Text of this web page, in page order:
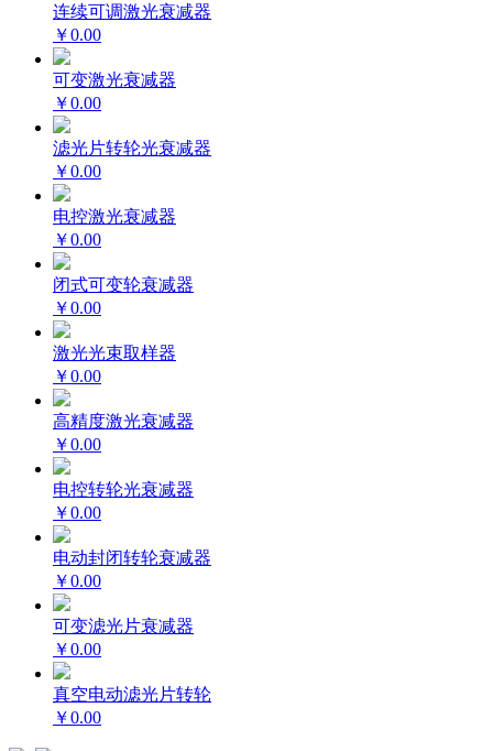
连续可调激光衰减器
￥0.00
可变激光衰减器
￥0.00
滤光片转轮光衰减器
￥0.00
电控激光衰减器
￥0.00
闭式可变轮衰减器
￥0.00
激光光束取样器
￥0.00
高精度激光衰减器
￥0.00
电控转轮光衰减器
￥0.00
电动封闭转轮衰减器
￥0.00
可变滤光片衰减器
￥0.00
真空电动滤光片转轮
￥0.00